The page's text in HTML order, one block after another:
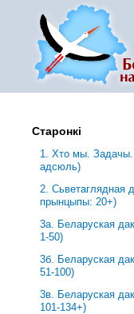
Старонкі
1. Хто мы.
адсюль)
2. Сьветаглядная
прынцыпы: 20+)
3a. Беларуская
1-50)
3б. Беларуская
51-100)
3в. Беларуская
101-134+)